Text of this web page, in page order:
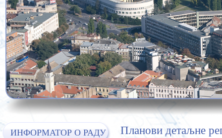
Планови детаљне
ИНФОРМАТОР О РАДУ